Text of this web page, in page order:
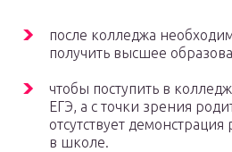
после колледжа
получить высшее
чтобы поступить в
ЕГЭ, а с точки зрения
отсутствует демонстрация
в школе.